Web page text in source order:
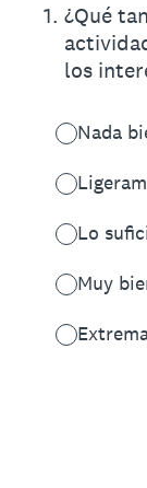
1. ¿Qué
los
Nada
Lo
Muy